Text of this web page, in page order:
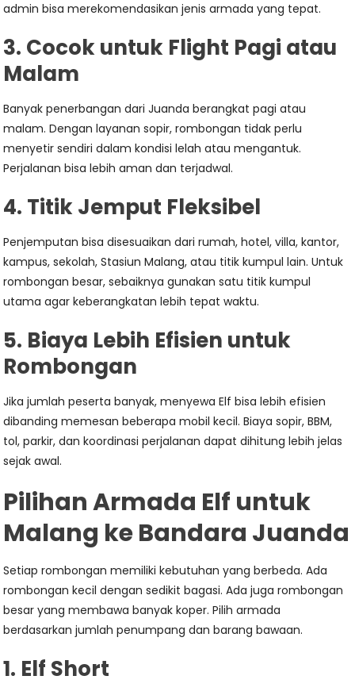
admin bisa merekomendasikan jenis armada yang tepat.
3. Cocok untuk Flight Pagi atau
Malam
Banyak penerbangan dari Juanda berangkat pagi atau
malam. Dengan layanan sopir, rombongan tidak perlu
menyetir sendiri dalam kondisi lelah atau mengantuk.
Perjalanan bisa lebih aman dan terjadwal.
4. Titik Jemput Fleksibel
Penjemputan bisa disesuaikan dari rumah, hotel, villa, kantor,
kampus, sekolah, Stasiun Malang, atau titik kumpul lain. Untuk
rombongan besar, sebaiknya gunakan satu titik kumpul
utama agar keberangkatan lebih tepat waktu.
5. Biaya Lebih Efisien untuk
Rombongan
Jika jumlah peserta banyak, menyewa Elf bisa lebih efisien
dibanding memesan beberapa mobil kecil. Biaya sopir, BBM,
tol, parkir, dan koordinasi perjalanan dapat dihitung lebih jelas
sejak awal.
Pilihan Armada Elf untuk
Malang ke Bandara Juanda
Setiap rombongan memiliki kebutuhan yang berbeda. Ada
rombongan kecil dengan sedikit bagasi. Ada juga rombongan
besar yang membawa banyak koper. Pilih armada
berdasarkan jumlah penumpang dan barang bawaan.
1. Elf Short